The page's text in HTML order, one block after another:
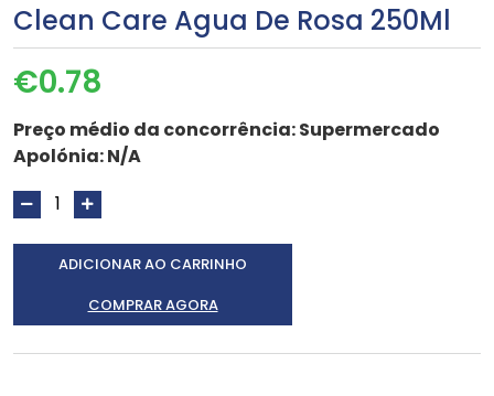
Clean Care Agua De Rosa 250Ml
€0.78
Preço médio da concorrência:Supermercado
Apolónia: N/A
ADICIONAR AO CARRINHO
COMPRAR AGORA